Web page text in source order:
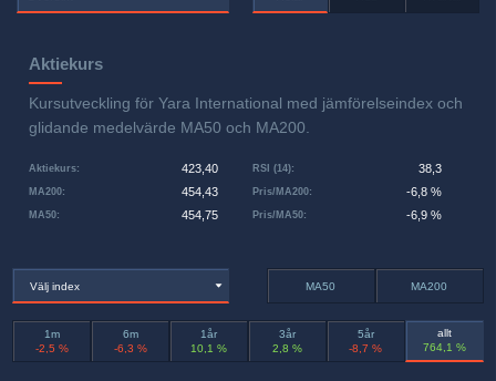
Aktiekurs
Kursutveckling för Yara International med jämförelseindex och
glidande medelvärde MA50 och MA200.
Aktiekurs: 423,40
MA50: 454,75
MA200: 454,43 Pris/MA200: -6,8 %
RSI (14): 38,3
Pris/MA50: -6,9 %
Välj index MA50 MA200
1m
-2,5 %
6m
-6,3 %
1år
10,1 %
3år
2,8 %
5år
-8,7 %
allt
764,1 %